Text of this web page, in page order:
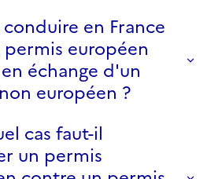
conduire en France
permis européen
échange d'un
européen ?
cas faut-il
un permis